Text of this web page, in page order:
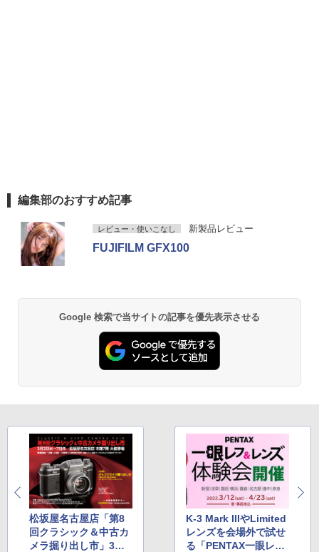
編集部のおすすめ記事
レビュー・使いこなし 新製品レビュー
FUJIFILM GFX100
Google 検索で当サイトの記事を優先表示させる
松坂屋名古屋店「第8
回クラシック＆中古カ
メラ掘り出し市」3月2
K-3 Mark IIIやLimited
レンズを会場外で試せ
る「PENTAX一眼レフ